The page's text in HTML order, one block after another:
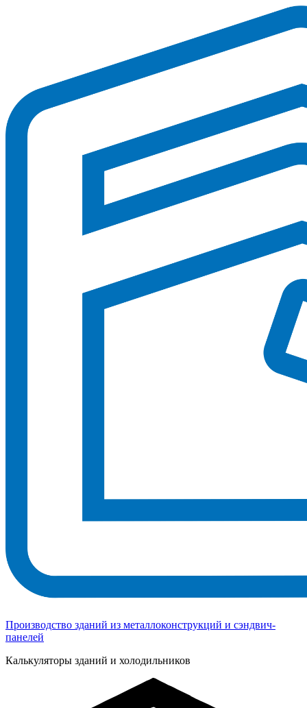
Производство зданий из металлоконструкций и сэндвич-
панелей
Калькуляторы зданий и холодильников